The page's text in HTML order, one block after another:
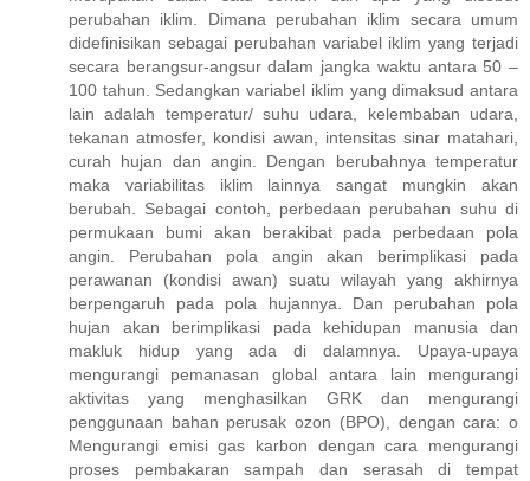
perubahan iklim. Dimana perubahan iklim secara umum
didefinisikan sebagai perubahan variabel iklim yang terjadi
secara berangsur-angsur dalam jangka waktu antara 50 –
100 tahun. Sedangkan variabel iklim yang dimaksud antara
lain adalah temperatur/ suhu udara, kelembaban udara,
tekanan atmosfer, kondisi awan, intensitas sinar matahari,
curah hujan dan angin. Dengan berubahnya temperatur
maka variabilitas iklim lainnya sangat mungkin akan
berubah. Sebagai contoh, perbedaan perubahan suhu di
permukaan bumi akan berakibat pada perbedaan pola
angin. Perubahan pola angin akan berimplikasi pada
perawanan (kondisi awan) suatu wilayah yang akhirnya
berpengaruh pada pola hujannya. Dan perubahan pola
hujan akan berimplikasi pada kehidupan manusia dan
makluk hidup yang ada di dalamnya. Upaya-upaya
mengurangi pemanasan global antara lain mengurangi
aktivitas yang menghasilkan GRK dan mengurangi
penggunaan bahan perusak ozon (BPO), dengan cara: o
Mengurangi emisi gas karbon dengan cara mengurangi
proses pembakaran sampah dan serasah di tempat